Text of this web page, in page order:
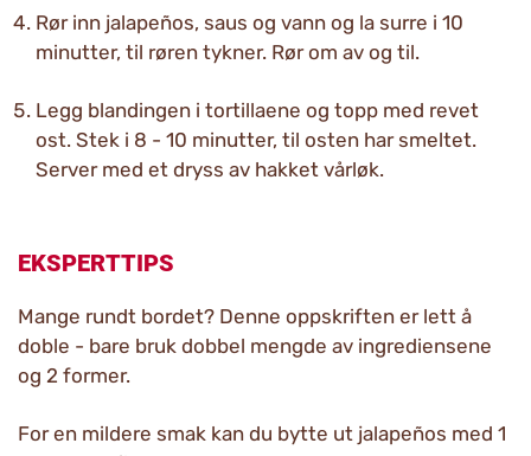
Rør inn jalapeños, saus og vann og la surre i 10
minutter, til røren tykner. Rør om av og til.
Legg blandingen i tortillaene og topp med revet
ost. Stek i 8 - 10 minutter, til osten har smeltet.
Server med et dryss av hakket vårløk.
EKSPERTTIPS
Mange rundt bordet? Denne oppskriften er lett å
doble - bare bruk dobbel mengde av ingrediensene
og 2 former.
For en mildere smak kan du bytte ut jalapeños med 1